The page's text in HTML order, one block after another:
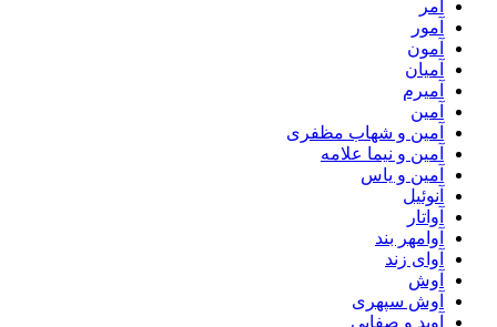
آمر
آمور
آمون
آمیان
آمیرم
آمین
آمین و شهاب مظفری
آمین و نیما علامه
آمین و یاس
آنوئیل
آواتار
آوامهر بند
آوای زند
آوش
آوش سپهری
آوید و صفایی